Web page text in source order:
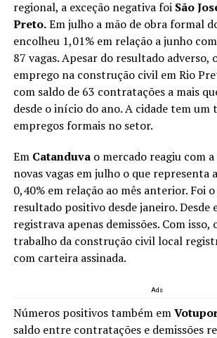
regional, a exceção negativa foi São
Preto.Em julho a mão de obra formal
encolheu 1,01% em relação a junho
87 vagas. Apesar do resultado adverso,
emprego na construção civil em Rio
com saldo de 63 contratações a mais
desde o início do ano. A cidade tem um
empregos formais no setor.
Em Catanduva o mercado reagiu com
novas vagas em julho o que representa
0,40% em relação ao mês anterior. Foi
resultado positivo desde janeiro. Desde
registrava apenas demissões. Com isso,
trabalho da construção civil local
com carteira assinada.
Ads
Números positivos também em
saldo entre contratações e demissões